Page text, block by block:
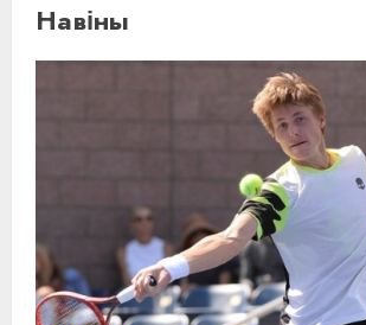
Навіны